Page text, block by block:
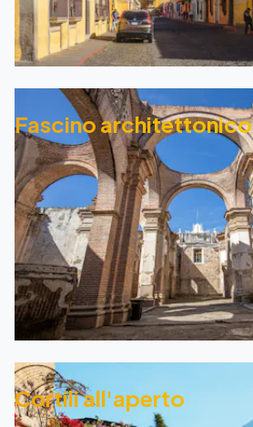
Fascino architettonico
Cortili all'aperto